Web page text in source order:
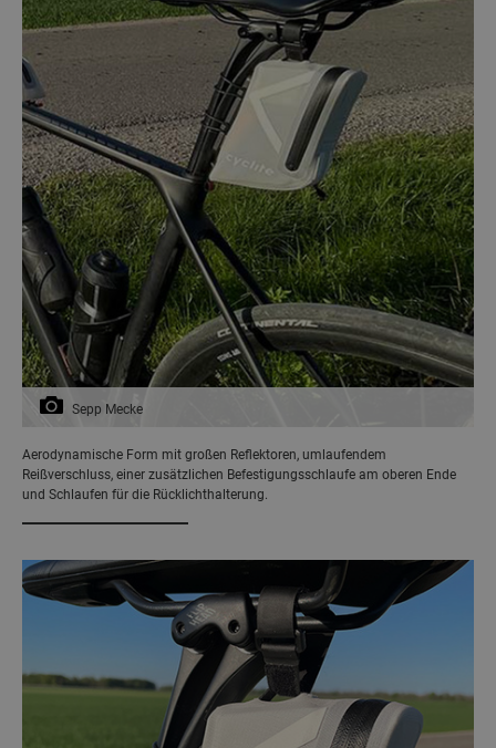
Sepp Mecke
Aerodynamische Form mit großen Reflektoren, umlaufendem
Reißverschluss, einer zusätzlichen Befestigungsschlaufe am oberen Ende
und Schlaufen für die Rücklichthalterung.